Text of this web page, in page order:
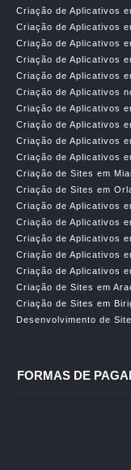
Criação de Aplicativos
Criação de Aplicativos
Criação de Aplicativos
Criação de Aplicativos
Criação de Aplicativos
Criação de Aplicativos
Criação de Aplicativos
Criação de Aplicativos
Criação de Aplicativos
Criação de Aplicativos
Criação de Sites em
Criação de Sites em
Criação de Aplicativos
Criação de Aplicativos
Criação de Aplicativos
Criação de Aplicativos
Criação de Aplicativos
Criação de Sites em
Criação de Sites em
Desenvolvimento de
FORMAS DE